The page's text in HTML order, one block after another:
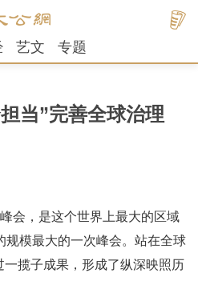
艺文 专题
当”完善全球治理
，是这个世界上最大的区域
规模最大的一次峰会。站在全球
揽子成果，形成了纵深映照历